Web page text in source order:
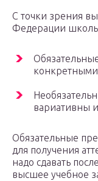
С точки зрения
Федерации
вариативны
Обязательные
для получения
надо сдавать
высшее учебное